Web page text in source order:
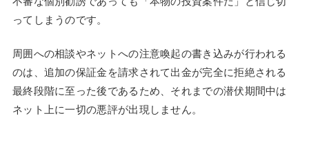
ってしまうのです。
周囲への相談やネットへの注意喚起の書き込みが行われる
のは、追加の保証金を請求されて出金が完全に拒絶される
最終段階に至った後であるため、それまでの潜伏期間中は
ネット上に一切の悪評が出現しません。